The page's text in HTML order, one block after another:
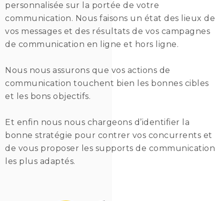
personnalisée sur la portée de votre
communication. Nous faisons un état des lieux de
vos messages et des résultats de vos campagnes
de communication en ligne et hors ligne.
Nous nous assurons que vos actions de
communication touchent bien les bonnes cibles
et les bons objectifs.
Et enfin nous nous chargeons d’identifier la
bonne stratégie pour contrer vos concurrents et
de vous proposer les supports de communication
les plus adaptés.